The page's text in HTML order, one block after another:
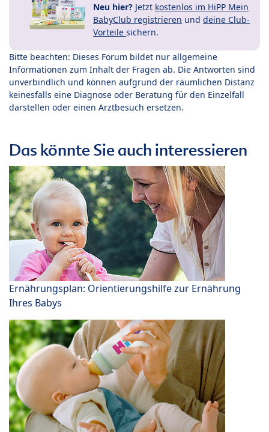
Neu hier? Jetzt kostenlos im HiPP Mein
BabyClub registrieren und deine Club-
Vorteile sichern.
Bitte beachten: Dieses Forum bildet nur allgemeine
Informationen zum Inhalt der Fragen ab. Die Antworten sind
unverbindlich und können aufgrund der räumlichen Distanz
keinesfalls eine Diagnose oder Beratung für den Einzelfall
darstellen oder einen Arztbesuch ersetzen.
Das könnte Sie auch interessieren
Ernährungsplan: Orientierungshilfe zur Ernährung
Ihres Babys